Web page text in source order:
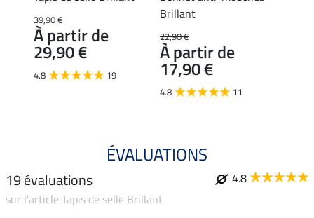
39,90 €
À partir de
29,90 €
4.8 19
Brillant
22,90 €
À partir de
17,90 €
4.8 11
ÉVALUATIONS
19 évaluations
4.8
sur l'article Tapis de selle Brillant